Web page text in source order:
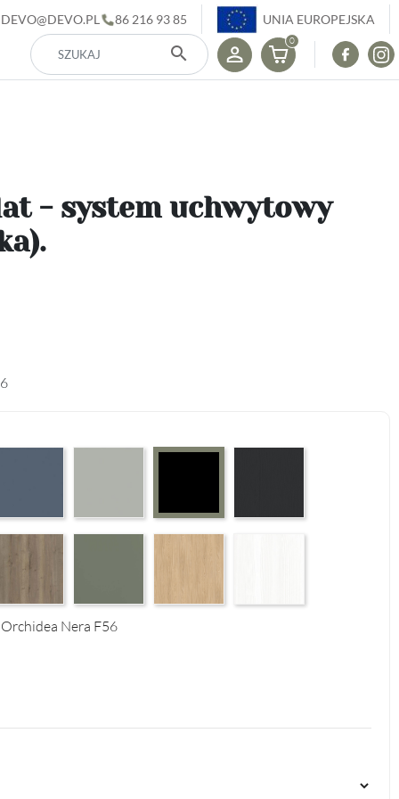
DEVO@DEVO.PL 86 216 93 85 UNIA EUROPEJSKA
search
0
- system uchwytowy
Perfect Touch Parisian Blue F103
Perfect Touch Stahlgrau F105
Nera F56